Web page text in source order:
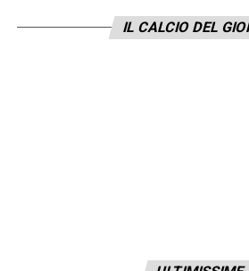
contento per lui, vedo anche
andando nella direzione
Deve, soprattutto, capire
IL CALCIO DEL